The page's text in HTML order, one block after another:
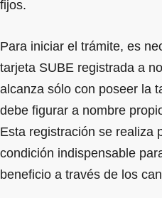
fijos.
Para iniciar el trámite, es
tarjeta SUBE registrada a
alcanza sólo con poseer la
debe figurar a nombre
Esta registración se realiza
condición indispensable
beneficio a través de los